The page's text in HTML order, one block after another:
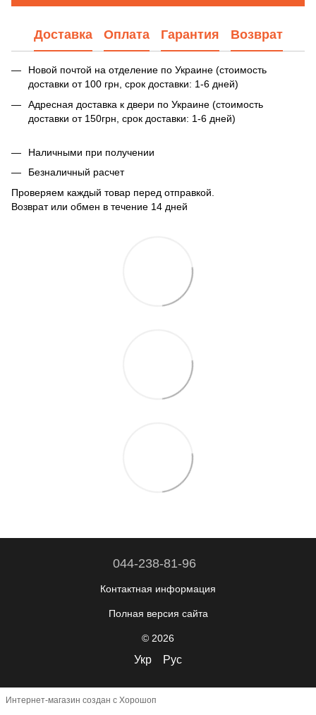
Доставка Оплата Гарантия Возврат
Новой почтой на отделение по Украине (стоимость
доставки от 100 грн, срок доставки: 1-6 дней)
Адресная доставка к двери по Украине (стоимость
доставки от 150грн, срок доставки: 1-6 дней)
Наличными при получении
Безналичный расчет
Проверяем каждый товар перед отправкой.
Возврат или обмен в течение 14 дней
044-238-81-96
Контактная информация
Полная версия сайта
© 2026
Укр Рус
Интернет-магазин создан с Хорошоп